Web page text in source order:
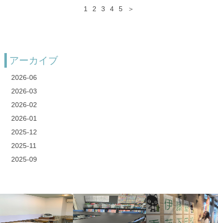
1 2 3 4 5 ＞
アーカイブ
2026-06
2026-03
2026-02
2026-01
2025-12
2025-11
2025-09